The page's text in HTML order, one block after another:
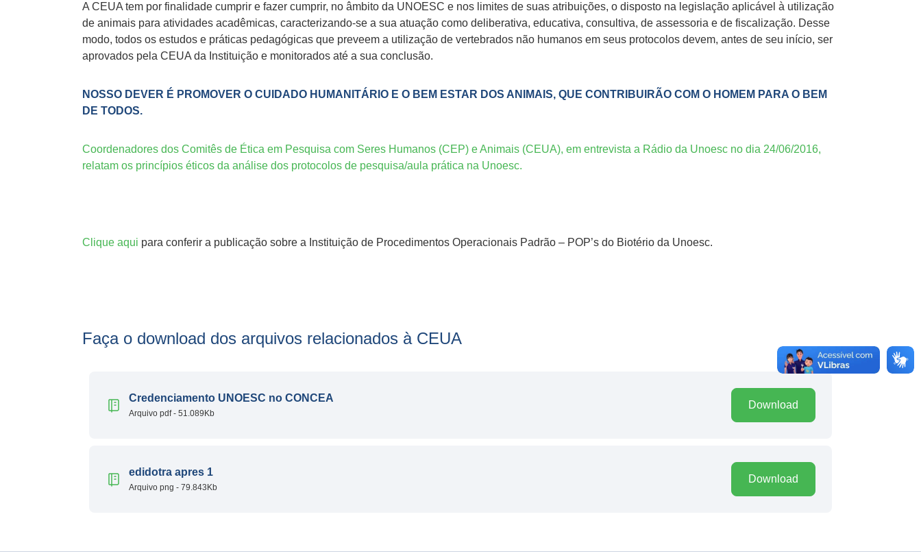
A CEUA tem por finalidade cumprir e fazer cumprir, no âmbito da UNOESC e nos limites de suas atribuições, o disposto na legislação aplicável à utilização
de animais para atividades acadêmicas, caracterizando-se a sua atuação como deliberativa, educativa, consultiva, de assessoria e de fiscalização. Desse
modo, todos os estudos e práticas pedagógicas que preveem a utilização de vertebrados não humanos em seus protocolos devem, antes de seu início, ser
aprovados pela CEUA da Instituição e monitorados até a sua conclusão.
NOSSO DEVER É PROMOVER O CUIDADO HUMANITÁRIO E O BEM ESTAR DOS ANIMAIS, QUE CONTRIBUIRÃO COM O HOMEM PARA O BEM
DE TODOS.
Coordenadores dos Comitês de Ética em Pesquisa com Seres Humanos (CEP) e Animais (CEUA), em entrevista a Rádio da Unoesc no dia 24/06/2016,
relatam os princípios éticos da análise dos protocolos de pesquisa/aula prática na Unoesc.
Clique aqui para conferir a publicação sobre a Instituição de Procedimentos Operacionais Padrão – POP’s do Biotério da Unoesc.
Faça o download dos arquivos relacionados à CEUA
Credenciamento UNOESC no CONCEA
Arquivo pdf - 51.089Kb
Download
edidotra apres 1
Arquivo png - 79.843Kb
Download